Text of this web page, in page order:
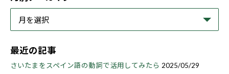
最近の記事
さいたまをスペイン語の動詞で活用してみたら 2025/05/29